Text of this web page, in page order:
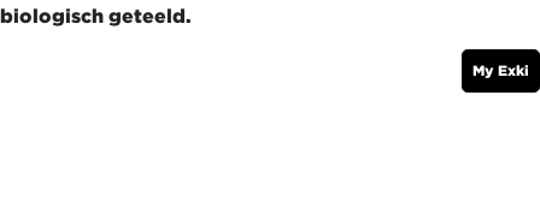
biologisch geteeld.
My Exki